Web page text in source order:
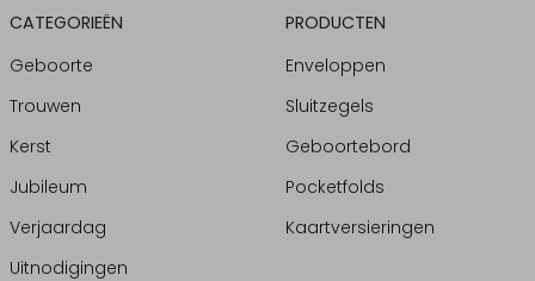
CATEGORIEËN
Geboorte
Trouwen
Kerst
Jubileum
Verjaardag
Uitnodigingen
PRODUCTEN
Enveloppen
Sluitzegels
Geboortebord
Pocketfolds
Kaartversieringen